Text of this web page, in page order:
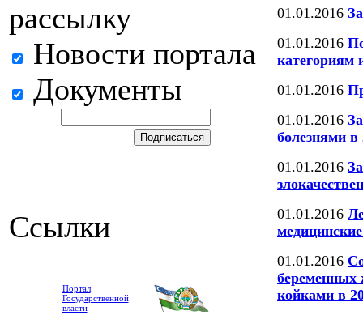
рассылку
Новости портала
Документы
Ссылки
Портал
Государственной
власти
01.01.2016
01.01.2016
категориям
01.01.2016
01.01.2016
болезнями в
01.01.2016
01.01.2016
01.01.2016
койками в